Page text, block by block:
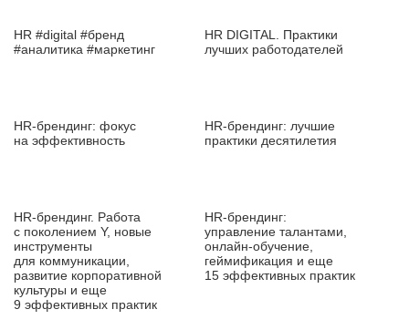
HR #digital #бренд
#аналитика #маркетинг
HR DIGITAL. Практики
лучших работодателей
HR‑брендинг: фокус
на эффективность
HR‑брендинг: лучшие
практики десятилетия
HR‑брендинг. Работа
с поколением Y, новые
инструменты
для коммуникации,
развитие корпоративной
культуры и еще
9 эффективных практик
HR‑брендинг:
управление талантами,
онлайн‑обучение,
геймификация и еще
15 эффективных практик